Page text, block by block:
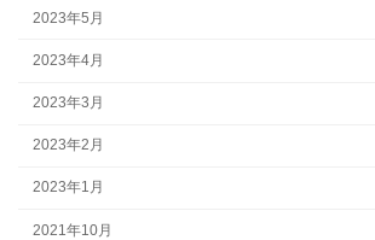
2023年5月
2023年4月
2023年3月
2023年2月
2023年1月
2021年10月